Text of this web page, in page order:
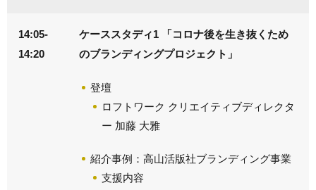
14:05-
14:20
ケーススタディ1 「コロナ後を生き抜くため
のブランディングプロジェクト」
登壇
ロフトワーク クリエイティブディレクタ
ー 加藤 大雅
紹介事例：高山活版社ブランディング事業
支援内容